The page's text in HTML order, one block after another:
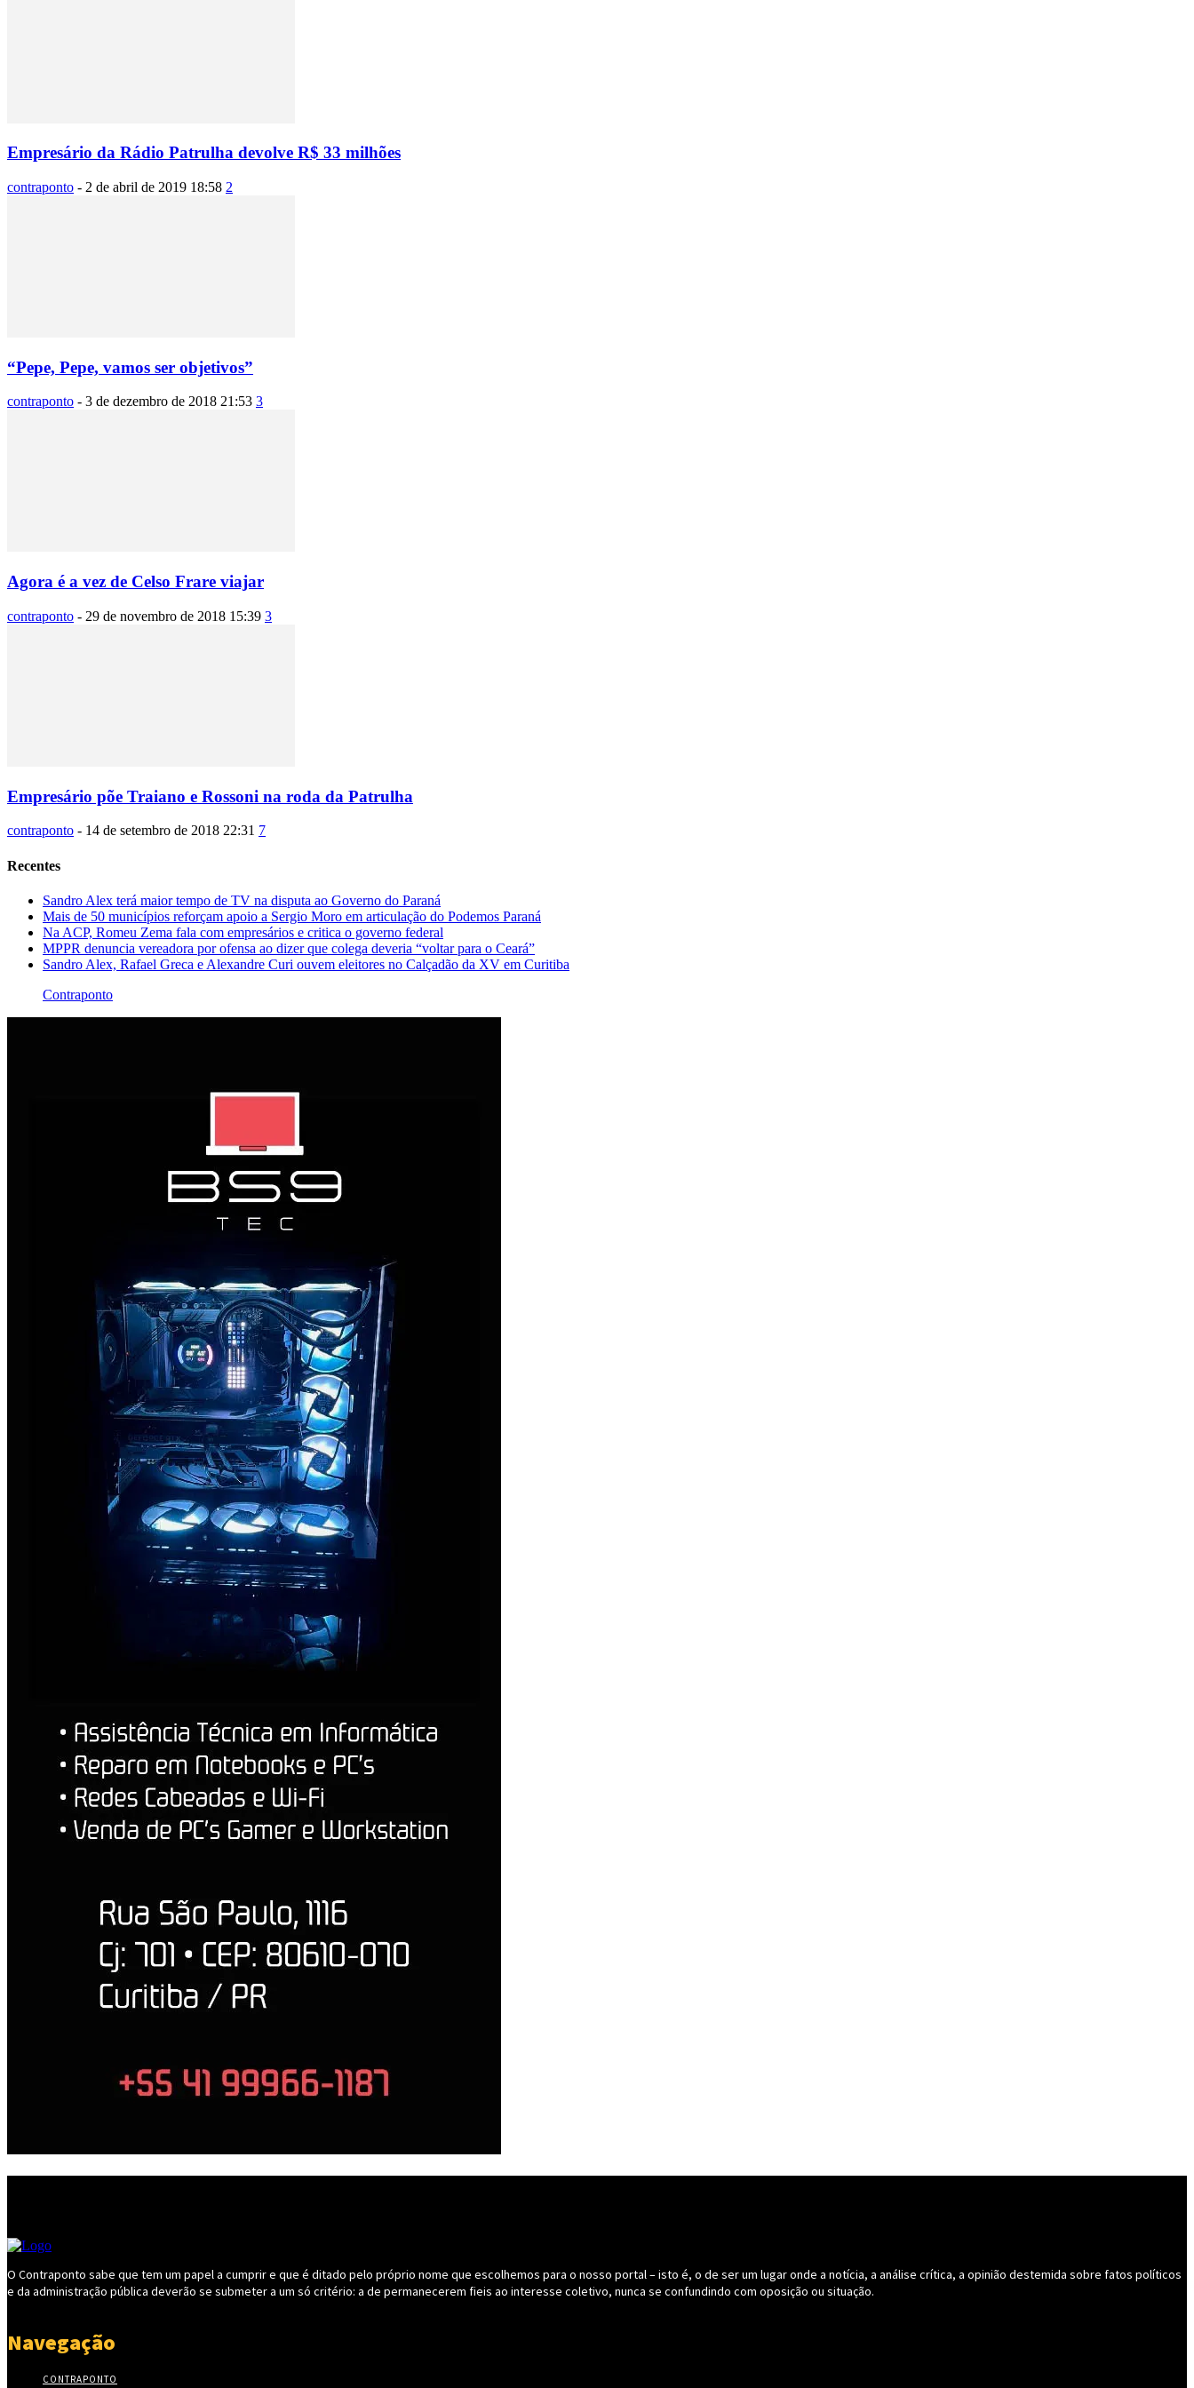
Empresário da Rádio Patrulha devolve R$ 33 milhões
contraponto - 2 de abril de 2019 18:58 2
“Pepe, Pepe, vamos ser objetivos”
contraponto - 3 de dezembro de 2018 21:53 3
Agora é a vez de Celso Frare viajar
contraponto - 29 de novembro de 2018 15:39 3
Empresário põe Traiano e Rossoni na roda da Patrulha
contraponto - 14 de setembro de 2018 22:31 7
Recentes
Sandro Alex terá maior tempo de TV na disputa ao Governo do Paraná
Mais de 50 municípios reforçam apoio a Sergio Moro em articulação do Podemos Paraná
Na ACP, Romeu Zema fala com empresários e critica o governo federal
MPPR denuncia vereadora por ofensa ao dizer que colega deveria “voltar para o Ceará”
Sandro Alex, Rafael Greca e Alexandre Curi ouvem eleitores no Calçadão da XV em Curitiba
Contraponto
O Contraponto sabe que tem um papel a cumprir e que é ditado pelo próprio nome que escolhemos para o nosso portal – isto é, o de ser um lugar onde a notícia, a análise crítica, a opinião destemida sobre fatos políticos
e da administração pública deverão se submeter a um só critério: a de permanecerem fieis ao interesse coletivo, nunca se confundindo com oposição ou situação.
Navegação
CONTRAPONTO